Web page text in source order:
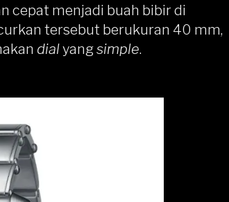
cepat menjadi buah bibir di
tersebut berukuran 40 mm,
dialyangsimple.